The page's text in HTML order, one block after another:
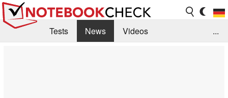
Tests News
Videos
...